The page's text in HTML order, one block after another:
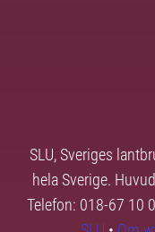
SLU, Sveriges
hela Sverige.
Telefon: 018-67 10